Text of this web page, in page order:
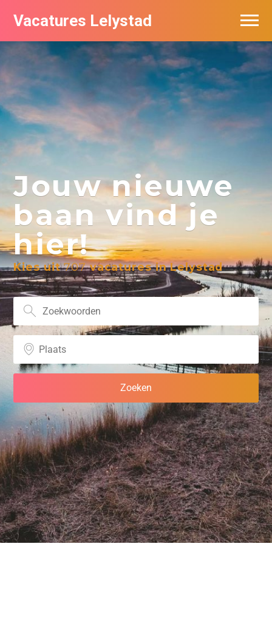
Vacatures Lelystad
Jouw nieuwe
baan vind je
hier!
Kies uit707vacatures in Lelystad
Vacatures per bedrijf in Lelystad
De populairste vacatures in Lelystad
Nieuwsbrief feed